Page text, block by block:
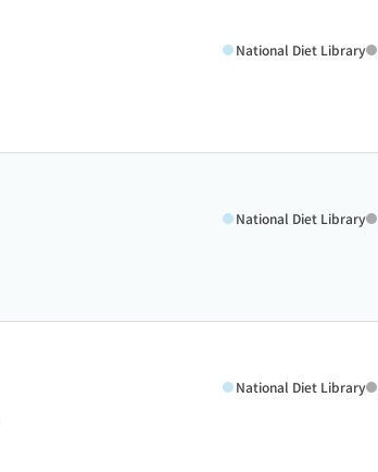
National Diet Library
National Diet Library
National Diet Library